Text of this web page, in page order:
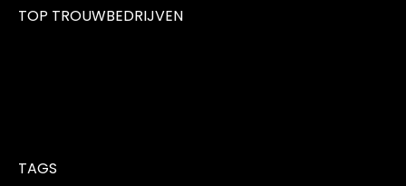
TOP TROUWBEDRIJVEN
TAGS